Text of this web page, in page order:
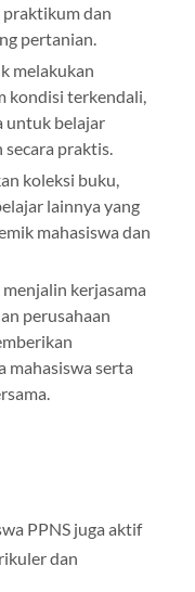
dan
pertanian.
melakukan
kondisi terkendali,
untuk belajar
praktis.
koleksi buku,
lainnya yang
mahasiswa dan
menjalin kerjasama
perusahaan
mahasiswa serta
PPNS juga aktif
dan